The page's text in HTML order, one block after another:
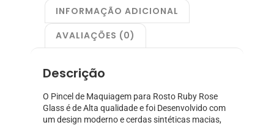
INFORMAÇÃO ADICIONAL
AVALIAÇÕES (0)
Descrição
O Pincel de Maquiagem para Rosto Ruby Rose
Glass é de Alta qualidade e foi Desenvolvido com
um design moderno e cerdas sintéticas macias,